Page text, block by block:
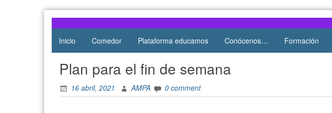
Atocha
de Atocha
Inicio Comedor Plataforma educamos Conócenos… Formación
Plan para el fin de semana
16 abril, 2021 AMPA 0 comment